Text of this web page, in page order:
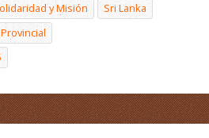
y Misión
Sri Lanka